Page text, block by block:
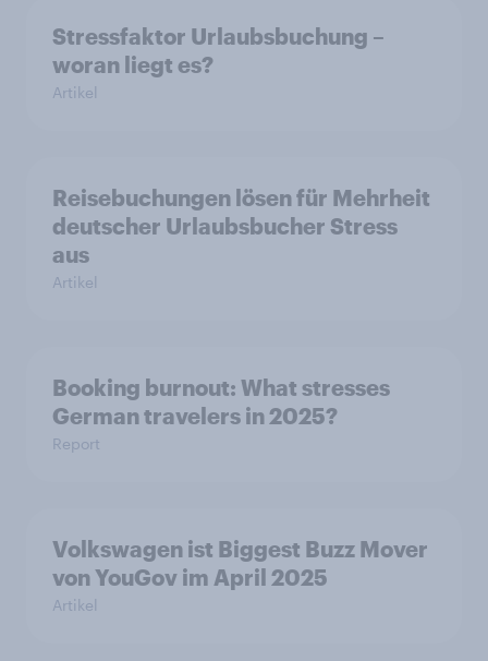
Stressfaktor Urlaubsbuchung –
woran liegt es?
Artikel
Reisebuchungen lösen für Mehrheit
deutscher Urlaubsbucher Stress
aus
Artikel
Booking burnout: What stresses
German travelers in 2025?
Report
Volkswagen ist Biggest Buzz Mover
von YouGov im April 2025
Artikel